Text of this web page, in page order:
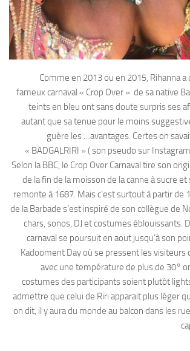
Comme en 2013 ou en 2015, Rihanna a
fameux carnaval « Crop Over » de sa native
teints en bleu ont sans doute surpris ses
autant que sa tenue pour le moins
guère les …avantages. Certes on
« BADGALRIRI » ( son pseudo sur
Selon la BBC, le Crop Over Carnaval tire son
de la fin de la moisson de la canne à sucre
remonte à 1687. Mais c’est surtout à partir de
de la Barbade s’est inspiré de son collègue de
chars, sonos, DJ et costumes éblouissants.
carnaval se poursuit en aout jusqu’à son
Kadooment Day où se pressent les visiteurs
avec une température de plus de 30°
costumes des participants soient plutôt
admettre que celui de Riri apparait plus léger
on dit, il y aura du monde au balcon dans les